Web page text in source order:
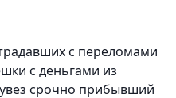
с переломами
с деньгами из
срочно прибывший